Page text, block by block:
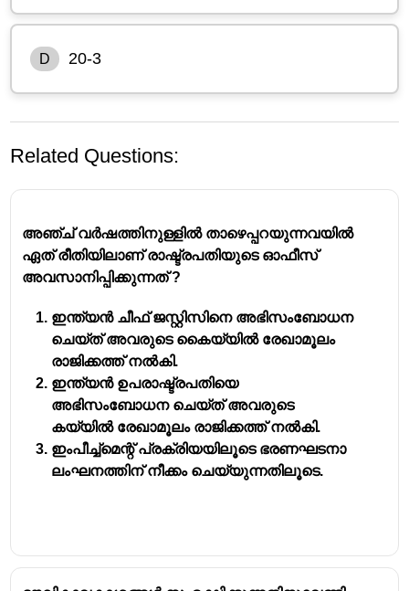
D 20-3
Related Questions:
അഞ്ച് വർഷത്തിനുള്ളിൽ താഴെപ്പറയുന്നവയിൽ
ഏത് രീതിയിലാണ് രാഷ്ട്രപതിയുടെ ഓഫീസ്
അവസാനിപ്പിക്കുന്നത് ?
ഇന്ത്യൻ ചീഫ് ജസ്റ്റിസിനെ അഭിസംബോധന
ചെയ്ത് അവരുടെ കൈയ്യിൽ രേഖാമൂലം
രാജിക്കത്ത് നൽകി.
ഇന്ത്യൻ ഉപരാഷ്ട്രപതിയെ
അഭിസംബോധന ചെയ്ത് അവരുടെ
കയ്യിൽ രേഖാമൂലം രാജിക്കത്ത് നൽകി.
ഇംപീച്ച്മെന്റ് പ്രക്രിയയിലൂടെ ഭരണഘടനാ
ലംഘനത്തിന് നീക്കം ചെയ്യുന്നതിലൂടെ.